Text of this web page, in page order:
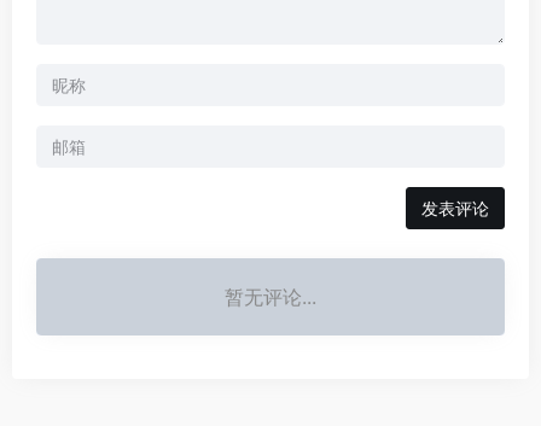
发表评论
暂无评论...